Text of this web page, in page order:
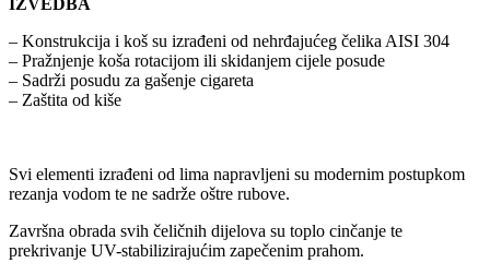
IZVEDBA
– Konstrukcija i koš su izrađeni od nehrđajućeg čelika AISI 304
– Pražnjenje koša rotacijom ili skidanjem cijele posude
– Sadrži posudu za gašenje cigareta
– Zaštita od kiše
Svi elementi izrađeni od lima napravljeni su modernim postupkom
rezanja vodom te ne sadrže oštre rubove.
Završna obrada svih čeličnih dijelova su toplo cinčanje te
prekrivanje UV-stabilizirajućim zapečenim prahom.